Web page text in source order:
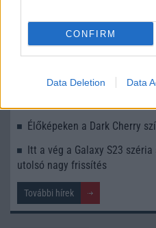
CONFIRM
Data Deletion Data
Ez a rejtett Samsung
mobilhasználatot – sokan
A Galaxy S25 is
Élőképeken a Dark Cherry
Itt a vég a Galaxy S23
utolsó nagy frissítés
További hírek